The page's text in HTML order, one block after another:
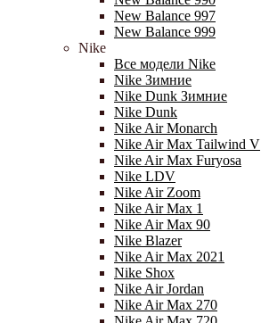
New Balance 997
New Balance 999
Nike
Все модели Nike
Nike Зимние
Nike Dunk Зимние
Nike Dunk
Nike Air Monarch
Nike Air Max Tailwind V
Nike Air Max Furyosa
Nike LDV
Nike Air Zoom
Nike Air Max 1
Nike Air Max 90
Nike Blazer
Nike Air Max 2021
Nike Shox
Nike Air Jordan
Nike Air Max 270